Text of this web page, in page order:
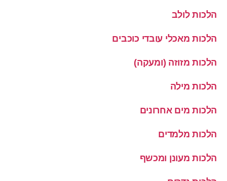
הלכות לולב
הלכות מאכלי עובדי כוכבים
הלכות מזוזה (ומעקה)
הלכות מילה
הלכות מים אחרונים
הלכות מלמדים
הלכות מעונן ומכשף